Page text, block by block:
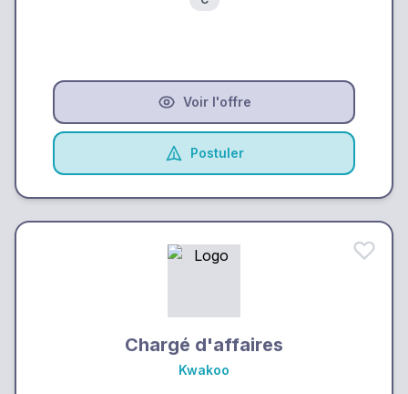
Voir l'offre
Postuler
Chargé d'affaires
Kwakoo